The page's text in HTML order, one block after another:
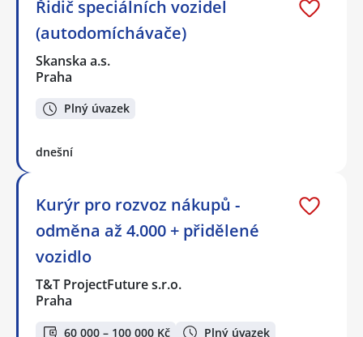
Řidič speciálních vozidel
(autodomíchávače)
Skanska a.s.
Praha
Plný úvazek
dnešní
Kurýr pro rozvoz nákupů -
odměna až 4.000 + přidělené
vozidlo
T&T ProjectFuture s.r.o.
Praha
60 000 – 100 000 Kč
Plný úvazek